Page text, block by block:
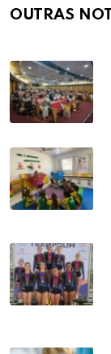
OUTRAS